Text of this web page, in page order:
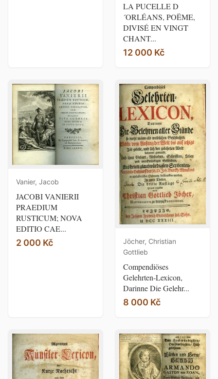
LA PUCELLE D
´ORLÉANS, POËME,
DIVISÉ EN VINGT
CHANT...
12 000 Kč
Vanier, Jacob
JACOBI VANIERII
PRAEDIUM
RUSTICUM; NOVA
EDITIO CAE...
2 000 Kč
Jöcher, Christian
Gottlieb
Compendiöses
Gelehrten-Lexicon,
Darinne Die Gelehr...
8 000 Kč